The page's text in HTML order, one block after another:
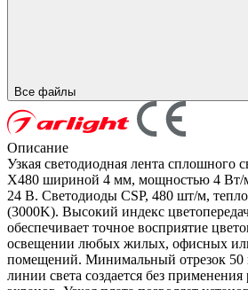
Все файлы
Описание
Узкая светодиодная лента сплошного
X480 шириной 4 мм, мощностью 4 Вт/
24 В. Светодиоды CSP, 480 шт/м,
(3000K). Высокий индекс
обеспечивает точное восприятие
освещении любых жилых, офисных
помещений. Минимальный отрезок
линии света создается без